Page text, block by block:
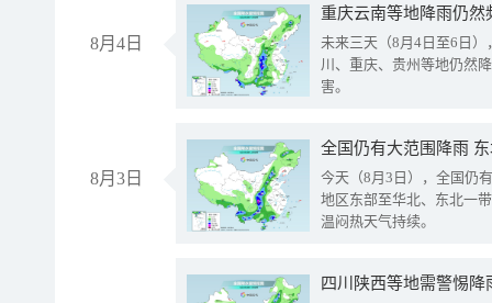
8月4日
重庆云南等地降雨仍然
未来三天（8月4日至6日
川、重庆、贵州等地仍然
害。
8月3日
全国仍有大范围降雨
今天（8月3日），全国仍
地区东部至华北、东北一
温闷热天气持续。